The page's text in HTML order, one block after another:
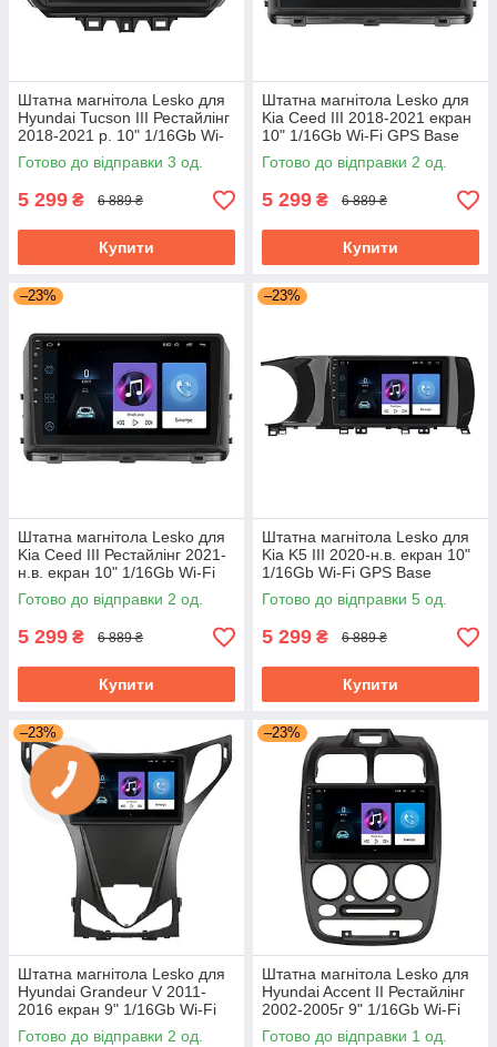
Штатна магнітола Lesko для
Hyundai Tucson III Рестайлінг
2018-2021 р. 10" 1/16Gb Wi-
Fi GPS Base Хюндай Туксон
Готово до відправки 3 од.
5 299 ₴ 6 889 ₴
Купити
Штатна магнітола Lesko для
Kia Ceed III 2018-2021 екран
10" 1/16Gb Wi-Fi GPS Base
Кіа Сид
Готово до відправки 2 од.
5 299 ₴ 6 889 ₴
Купити
–23%
Штатна магнітола Lesko для
Kia Ceed III Рестайлінг 2021-
н.в. екран 10" 1/16Gb Wi-Fi
GPS Base Кіа Сид
Готово до відправки 2 од.
5 299 ₴ 6 889 ₴
Купити
–23%
Штатна магнітола Lesko для
Kia K5 III 2020-н.в. екран 10"
1/16Gb Wi-Fi GPS Base
Готово до відправки 5 од.
5 299 ₴ 6 889 ₴
Купити
–23%
Штатна магнітола Lesko для
Hyundai Grandeur V 2011-
2016 екран 9" 1/16Gb Wi-Fi
GPS Base
Готово до відправки 2 од.
–23%
Штатна магнітола Lesko для
Hyundai Accent II Рестайлінг
2002-2005г 9" 1/16Gb Wi-Fi
GPS Base Хюндай Акцент
Готово до відправки 1 од.